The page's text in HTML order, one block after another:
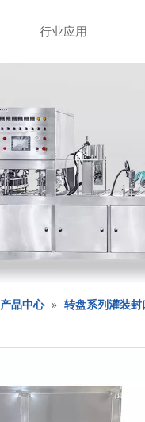
行业应用
产品中心 » 转盘系列灌装封